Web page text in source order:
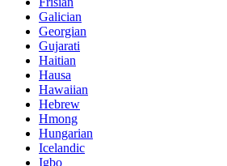
Galician
Georgian
Gujarati
Haitian
Hausa
Hawaiian
Hebrew
Hmong
Hungarian
Icelandic
Igbo